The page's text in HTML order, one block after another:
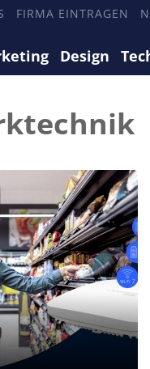
FIRMA EINTRAGEN
Design